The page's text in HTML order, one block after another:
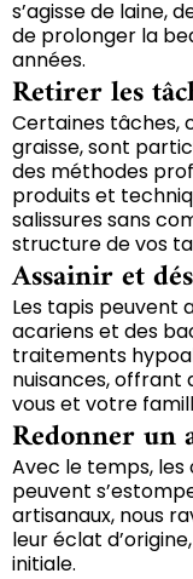
s’agisse de laine,
de prolonger la
années.
Retirer les
Certaines tâches,
graisse, sont
des méthodes
produits et
salissures sans
structure de vos
Assainir et
Les tapis peuvent
acariens et des
traitements
nuisances, offrant
vous et votre
Redonner un
Avec le temps,
peuvent
artisanaux, nous
leur éclat
initiale.